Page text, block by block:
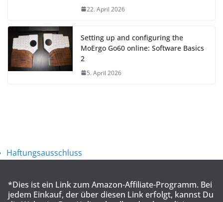
22. April 2026
Setting up and configuring the
MoErgo Go60 online: Software Basics
2
5. April 2026
Haftungsausschluss
*Dies ist ein Link zum Amazon-Affiliate-Programm. Bei
jedem Einkauf, der über diesen Link erfolgt, kannst Du